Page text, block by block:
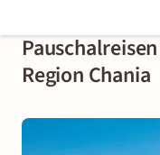
Region Chania